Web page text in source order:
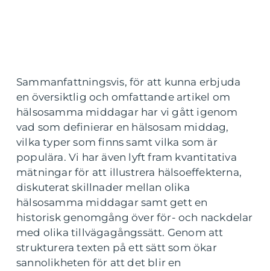
Sammanfattningsvis, för att kunna erbjuda
en översiktlig och omfattande artikel om
hälsosamma middagar har vi gått igenom
vad som definierar en hälsosam middag,
vilka typer som finns samt vilka som är
populära. Vi har även lyft fram kvantitativa
mätningar för att illustrera hälsoeffekterna,
diskuterat skillnader mellan olika
hälsosamma middagar samt gett en
historisk genomgång över för- och nackdelar
med olika tillvägagångssätt. Genom att
strukturera texten på ett sätt som ökar
sannolikheten för att det blir en